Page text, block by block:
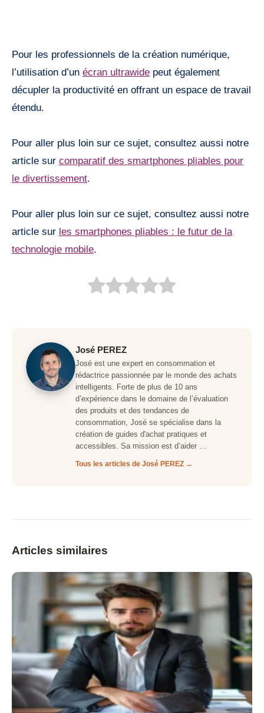
Pour les professionnels de la création numérique,
l’utilisation d’un écran ultrawide peut également
décupler la productivité en offrant un espace de travail
étendu.
Pour aller plus loin sur ce sujet, consultez aussi notre
article sur comparatif des smartphones pliables pour
le divertissement.
Pour aller plus loin sur ce sujet, consultez aussi notre
article sur les smartphones pliables : le futur de la
technologie mobile.
José PEREZ
José est une expert en consommation et
rédactrice passionnée par le monde des achats
intelligents. Forte de plus de 10 ans
d’expérience dans le domaine de l’évaluation
des produits et des tendances de
consommation, José se spécialise dans la
création de guides d'achat pratiques et
accessibles. Sa mission est d’aider …
Tous les articles de José PEREZ →
Articles similaires